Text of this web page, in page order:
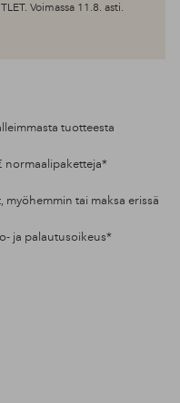
Voimassa 11.8. asti.
tuotteesta
normaalipaketteja*
myöhemmin tai maksa erissä
ja palautusoikeus*